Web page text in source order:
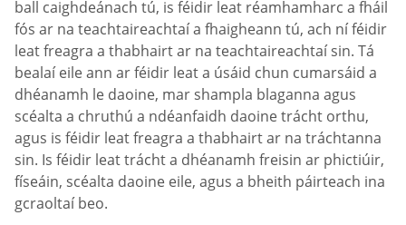
ball caighdeánach tú, is féidir leat réamhamharc a fháil
fós ar na teachtaireachtaí a fhaigheann tú, ach ní féidir
leat freagra a thabhairt ar na teachtaireachtaí sin. Tá
bealaí eile ann ar féidir leat a úsáid chun cumarsáid a
dhéanamh le daoine, mar shampla blaganna agus
scéalta a chruthú a ndéanfaidh daoine trácht orthu,
agus is féidir leat freagra a thabhairt ar na tráchtanna
sin. Is féidir leat trácht a dhéanamh freisin ar phictiúir,
físeáin, scéalta daoine eile, agus a bheith páirteach ina
gcraoltaí beo.